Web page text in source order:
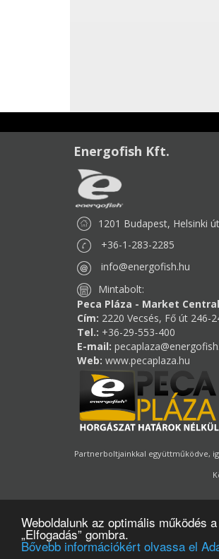
Weboldalunk az optimális működés
„Elfogadás” gombra.
Bővebb információkért olvassa el
Energofish Kft.
1201 Budapest, Helsinki
+36-1-283-2285
info@energofish.hu
Mintabolt:
Peca Pláza - Market
Cím: 2220 Vecsés, Fő út 246-
Tel.: +36-29-553-400
E-mail:
Web: www.pecaplaza.hu
Partnerboltjainkkal együttműködve,